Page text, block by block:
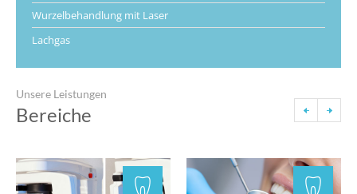
Wurzelbehandlung mit Laser
Lachgas
Unsere Leistungen
Bereiche